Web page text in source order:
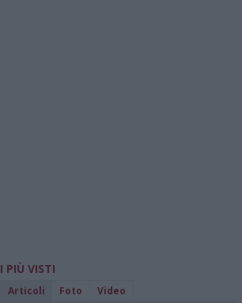
I PIÙ VISTI
Articoli Foto Video